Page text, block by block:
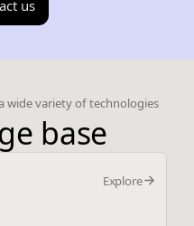
us
wide variety of technologies
base
Explore